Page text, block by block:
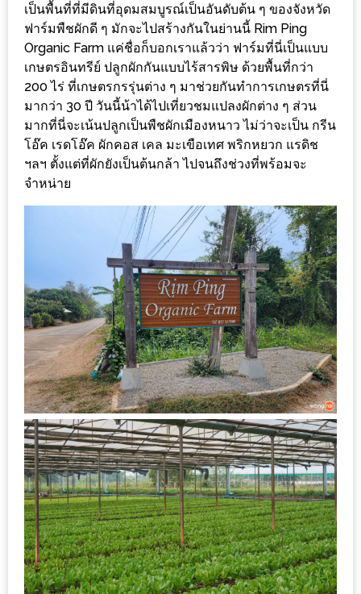
ต้อง
ไป
ลอง
16
ร้าน
อร่อย
ที่
มา
เดิน
วัน
อาทิตย์
ท่าแพ
เชียงใหม่
CART
CHECKOUT
DRAFT
–
บาร์บีคิว
สาว
เป็นพื้นที่ที่มีดินที่อุดมสมบูรณ์เป็นอันดับต้น ๆ ของจังหวัด
ฟาร์มพืชผักดี ๆ มักจะไปสร้างกันในย่านนี้ Rim Ping
Organic Farm แค่ชื่อก็บอกเราแล้วว่า ฟาร์มที่นี่เป็นแบบ
เกษตรอินทรีย์ ปลูกผักกันแบบไร้สารพิษ ด้วยพื้นที่กว่า
200 ไร่ ที่เกษตรกรรุ่นต่าง ๆ มาช่วยกันทำการเกษตรที่นี่
มากว่า 30 ปี วันนี้น้าได้ไปเที่ยวชมแปลงผักต่าง ๆ ส่วน
มากที่นี่จะเน้นปลูกเป็นพืชผักเมืองหนาว ไม่ว่าจะเป็น กรีน
โอ๊ค เรดโอ๊ค ผักคอส เคล มะเขือเทศ พริกหยวก แรดิช
ฯลฯ ตั้งแต่ที่ผักยังเป็นต้นกล้า ไปจนถึงช่วงที่พร้อมจะ
จำหน่าย